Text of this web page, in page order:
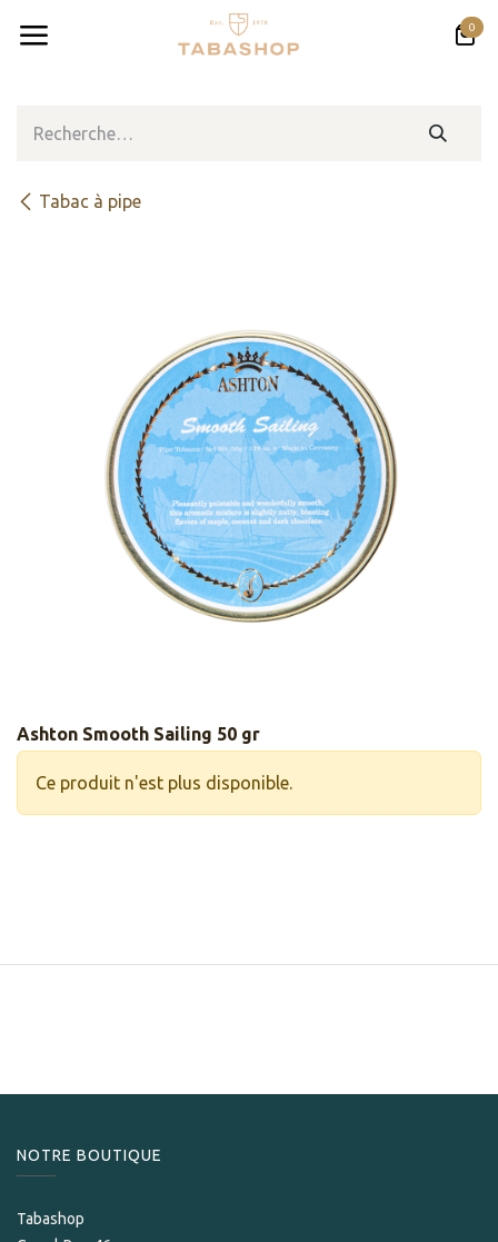
0
Tabac à pipe
Ashton Smooth Sailing 50 gr
Ce produit n'est plus disponible.
NOTRE BOUTIQUE
Tabashop